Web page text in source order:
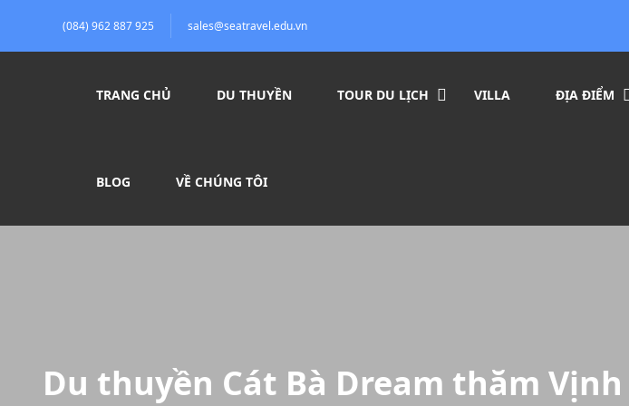
(084) 962 887 925 sales@seatravel.edu.vn
TRANG CHỦ DU THUYỀN TOUR DU LỊCH VILLA ĐỊA ĐIỂM
BLOG VỀ CHÚNG TÔI
Du thuyền Cát Bà Dream thăm